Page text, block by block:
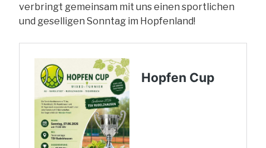
verbringt gemeinsam mit uns einen sportlichen
und geselligen Sonntag im Hopfenland!